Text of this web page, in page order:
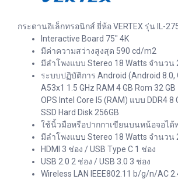
กระดานอิเล็กทรอนิกส์ ยี่ห้อ VERTEX รุ่น IL-
Interactive Board 75" 4K
มีค่าความสว่างสูงสุด 590 cd/m2
มีลำโพงแบบ Stereo 18 Watts จำนวน
ระบบปฏิบัติการ Android (Android 8.0,
A53x1 1.5 GHz RAM 4 GB Rom 32 GB
OPS Intel Core I5 (RAM) แบบ DDR4 8
SSD Hard Disk 256GB
ใช้นิ้วมือหรือปากกาเขียนบนหน้อจอได้
มีลำโพงแบบ Stereo 18 Watts จำนวน
HDMI 3 ช่อง / USB Type C 1 ช่อง
USB 2.0 2 ช่อง / USB 3.0 3 ช่อง
Wireless LAN IEEE802.11 b/g/n/AC